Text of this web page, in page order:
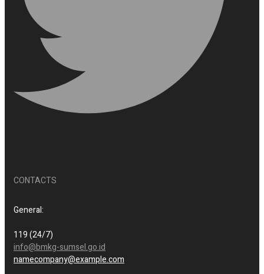
CONTACTS
General:
119 (24/7)
info@bmkg-sumsel.go.id
namecompany@example.com